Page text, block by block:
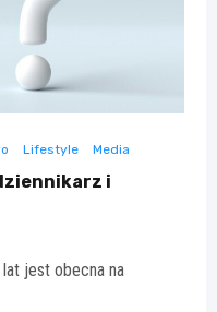
Lifestyle Media
i
jest obecna na